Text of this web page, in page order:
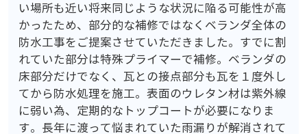
い場所も近い将来同じような状況に陥る可能性が高
かったため、部分的な補修ではなくベランダ全体の
防水工事をご提案させていただきました。すでに割
れていた部分は特殊プライマーで補修。ベランダの
床部分だけでなく、瓦との接点部分も瓦を１度外し
てから防水処理を施工。表面のウレタン材は紫外線
に弱い為、定期的なトップコートが必要になりま
す。長年に渡って悩まれていた雨漏りが解消されて